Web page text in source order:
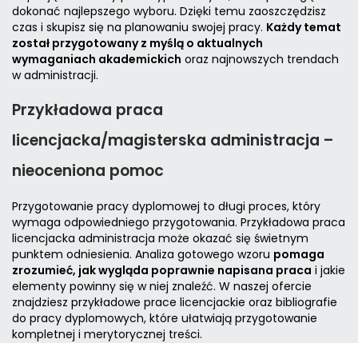
dokonać najlepszego wyboru. Dzięki temu zaoszczędzisz
czas i skupisz się na planowaniu swojej pracy. Każdy temat
został przygotowany z myślą o aktualnych
wymaganiach akademickich oraz najnowszych trendach
w administracji.
Przykładowa praca
licencjacka/magisterska administracja –
nieoceniona pomoc
Przygotowanie pracy dyplomowej to długi proces, który
wymaga odpowiedniego przygotowania. Przykładowa praca
licencjacka administracja może okazać się świetnym
punktem odniesienia. Analiza gotowego wzoru pomaga
zrozumieć, jak wygląda poprawnie napisana praca i jakie
elementy powinny się w niej znaleźć. W naszej ofercie
znajdziesz przykładowe prace licencjackie oraz bibliografie
do pracy dyplomowych, które ułatwiają przygotowanie
kompletnej i merytorycznej treści.